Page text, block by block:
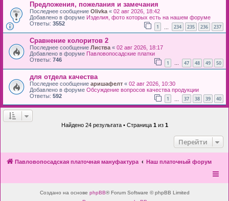
Предложения, пожелания и замечания
Последнее сообщение Olivka« 02 авг 2026, 18:42
Добавлено в форуме Изделия, фото которых есть на нашем форуме
Ответы: 3552 1 234 235 236 237
Сравнение колоритов 2
Последнее сообщение Листва « 02 авг 2026, 18:17
Добавлено в форуме Павловопосадские платки
Ответы: 746 1 … 47 48 49 50
для отдела качества
Последнее сообщение аришафелт « 02 авг 2026, 10:30
Добавлено в форуме Обсуждение вопросов качества продукции
Ответы: 592 1 37 38 39 40
Найдено 24 результата • Страница 1из 1
Перейти
Павловопосадская платочная мануфактура Наш платочный форум
Создано на основе phpBB® Forum Software © phpBB Limited